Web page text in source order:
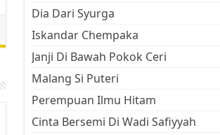
Dia Dari Syurga
Iskandar Chempaka
Janji Di Bawah Pokok Ceri
Malang Si Puteri
Perempuan Ilmu Hitam
Cinta Bersemi Di Wadi Safiyyah